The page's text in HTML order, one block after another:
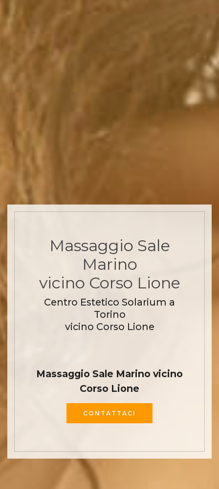
Massaggio Sale
Marino
vicino Corso Lione
Centro Estetico Solarium a
Torino
vicino Corso Lione
Massaggio Sale Marino vicino
Corso Lione
CONTATTACI